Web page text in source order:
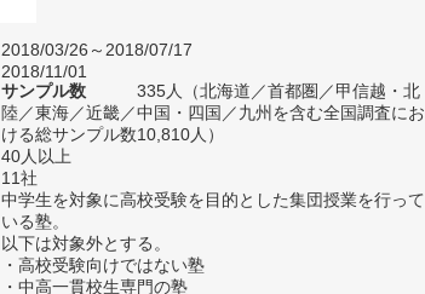
2018/03/26～2018/07/17
2018/11/01
サンプル数
335人（北海道／首都圏／甲信越・北
陸／東海／近畿／中国・四国／九州を含む全国調査にお
ける総サンプル数10,810人）
40人以上
11社
中学生を対象に高校受験を目的とした集団授業を行って
いる塾。
以下は対象外とする。
・高校受験向けではない塾
・中高一貫校生専門の塾